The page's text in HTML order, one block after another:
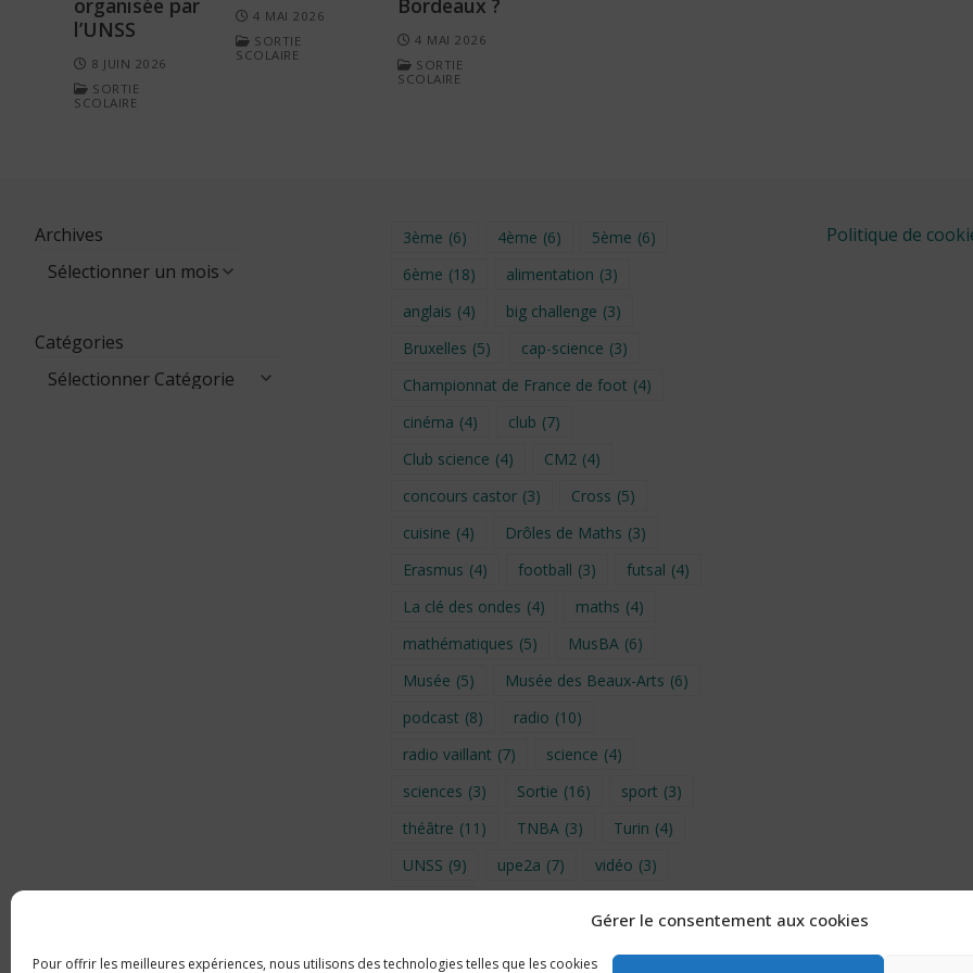
Gérer le consentement aux cookies
Pour offrir les meilleures expériences, nous utilisons des technologies telles que les cookies
l’UNSS
8 JUIN 2026
SORTIE
SCOLAIRE
4 MAI 2026
SORTIE
SCOLAIRE
4 MAI 2026
SORTIE
SCOLAIRE
Archives
Catégories
3ème (6) 4ème (6) 5ème (6)
6ème (18) alimentation (3)
anglais (4) big challenge (3)
Bruxelles (5) cap-science (3)
Championnat de France de foot (4)
cinéma (4) club (7)
Club science (4) CM2 (4)
concours castor (3) Cross (5)
cuisine (4) Drôles de Maths (3)
Erasmus (4) football (3) futsal (4)
La clé des ondes (4) maths (4)
mathématiques (5) MusBA (6)
Musée (5) Musée des Beaux-Arts (6)
podcast (8) radio (10)
radio vaillant (7) science (4)
sciences (3) Sortie (16) sport (3)
théâtre (11) TNBA (3) Turin (4)
UNSS (9) upe2a (7) vidéo (3)
Politique de